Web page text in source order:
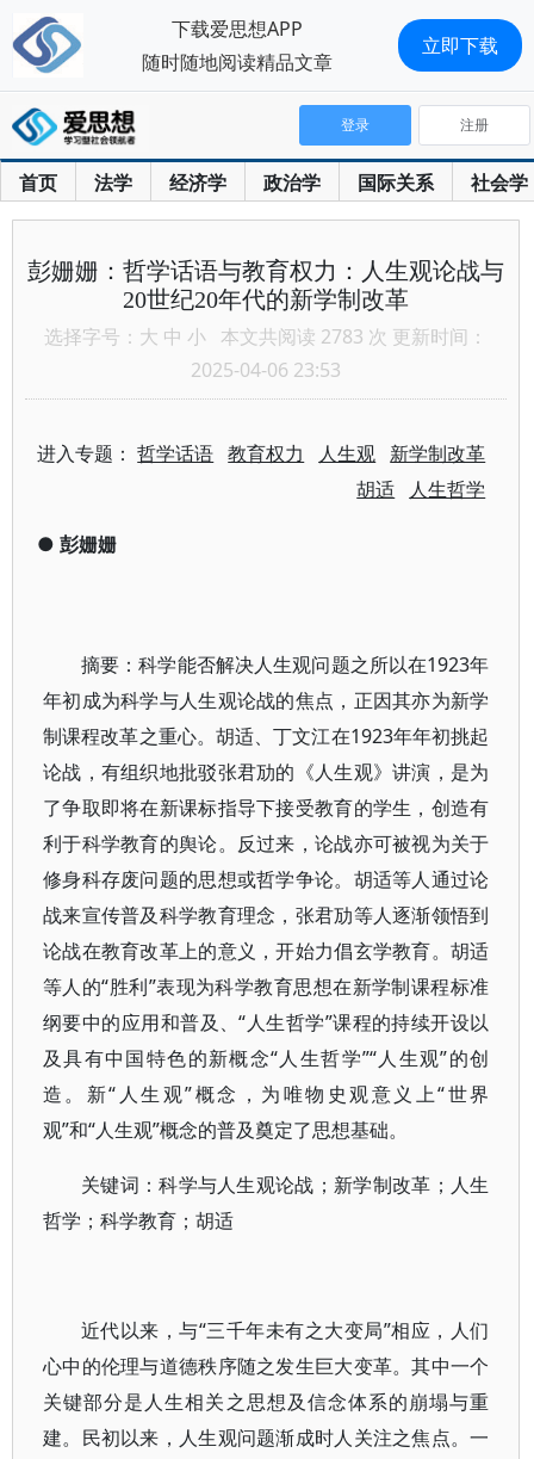
首页 法学 经济学 政治学 国际关系 社会学
登录 注册
彭姗姗：哲学话语与教育权力：人生观论战与
20世纪20年代的新学制改革
选择字号： 大 中 小 本文共阅读 2783 次 更新时间：
2025-04-06 23:53
进入专题：哲学话语 教育权力 人生观 新学制改革
胡适
人生哲学
● 彭姗姗
摘要：科学能否解决人生观问题之所以在1923年
年初成为科学与人生观论战的焦点，正因其亦为新学
制课程改革之重心。胡适、丁文江在1923年年初挑起
论战，有组织地批驳张君劢的《人生观》讲演，是为
了争取即将在新课标指导下接受教育的学生，创造有
利于科学教育的舆论。反过来，论战亦可被视为关于
修身科存废问题的思想或哲学争论。胡适等人通过论
战来宣传普及科学教育理念，张君劢等人逐渐领悟到
论战在教育改革上的意义，开始力倡玄学教育。胡适
等人的“胜利”表现为科学教育思想在新学制课程标准
纲要中的应用和普及、“人生哲学”课程的持续开设以
及具有中国特色的新概念“人生哲学”“人生观”的创
造。新“人生观”概念，为唯物史观意义上“世界
观”和“人生观”概念的普及奠定了思想基础。
关键词：科学与人生观论战；新学制改革；人生
哲学；科学教育；胡适
近代以来，与“三千年未有之大变局”相应，人们
心中的伦理与道德秩序随之发生巨大变革。其中一个
关键部分是人生相关之思想及信念体系的崩塌与重
建。民初以来，人生观问题渐成时人关注之焦点。一
下载爱思想APP
随时随地阅读精品文章
立即下载